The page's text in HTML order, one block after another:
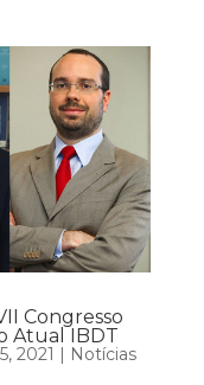
Congresso
Atual IBDT
2021 | Notícias